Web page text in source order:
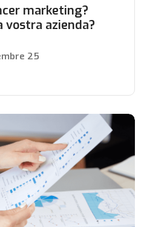
marketing?
vostra azienda?
25